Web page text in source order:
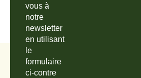
vous à
notre
newsletter
en utilisant
le
formulaire
ci-contre